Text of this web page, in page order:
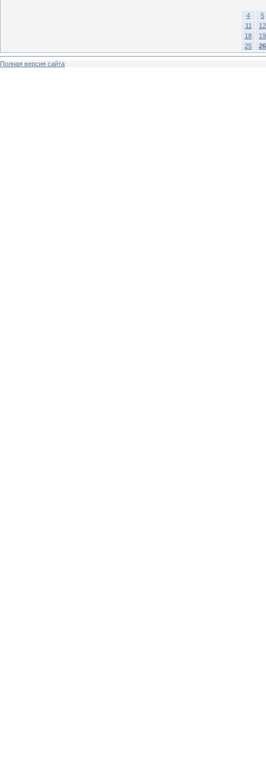
4
5
11
12
18
19
25
26
Полная версия сайта